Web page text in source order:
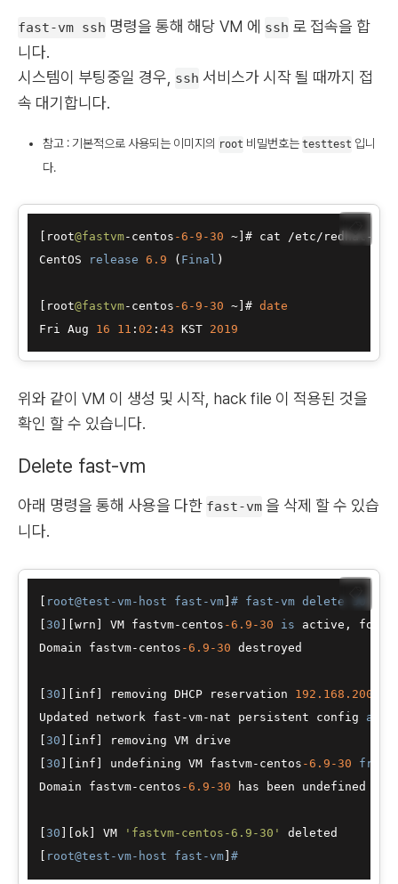
fast-vm ssh 명령을 통해 해당 VM 에 ssh 로 접속을 합
니다.
시스템이 부팅중일 경우, ssh 서비스가 시작 될 때까지 접
속 대기합니다.
참고 : 기본적으로 사용되는 이미지의 root 비밀번호는 testtest 입니
다.
[root@fastvm- centos -6 -9 -30 ~]# cat /etc / redhat -
CentOS
release 6.9 ( Final )
[root@fastvm- centos -6 -9 -30 ~]# date
Fri Aug 16 11 : 02 : 43 KST 2019
📋
위와 같이 VM 이 생성 및 시작, hack file 이 적용된 것을
확인 할 수 있습니다.
Delete fast-vm
아래 명령을 통해 사용을 다한 fast-vm 을 삭제 할 수 있습
니다.
root@test-vm-host fast-vm] # fast-vm delete 30
30 ][wrn] VM fastvm-centos -6.9 -30 is active,
Domain fastvm-centos -6.9 -30 destroyed
30 ][inf] removing DHCP reservation 192.168 .200
Updated network fast-vm-nat persistent config and
30 ][inf] removing VM drive
30 ][inf] undefining VM fastvm-centos -6.9 -30 from
Domain fastvm-centos -6.9 -30 has been undefined
30 ][ok] VM 'fastvm-centos-6.9-30'
deleted
root@test-vm-host fast-vm] #
📋